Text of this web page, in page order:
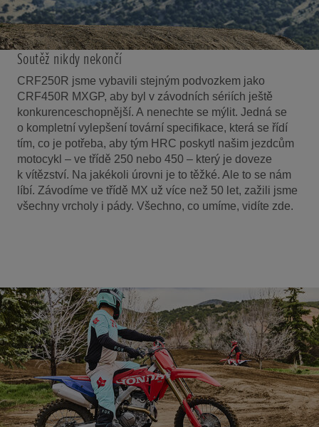
Soutěž nikdy nekončí
CRF250R jsme vybavili stejným podvozkem jako
CRF450R MXGP, aby byl v závodních sériích ještě
konkurenceschopnější. A nenechte se mýlit. Jedná se
o kompletní vylepšení tovární specifikace, která se řídí
tím, co je potřeba, aby tým HRC poskytl našim jezdcům
motocykl – ve třídě 250 nebo 450 – který je doveze
k vítězství. Na jakékoli úrovni je to těžké. Ale to se nám
líbí. Závodíme ve třídě MX už více než 50 let, zažili jsme
všechny vrcholy i pády. Všechno, co umíme, vidíte zde.